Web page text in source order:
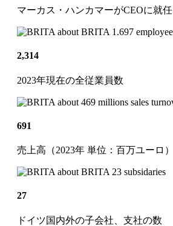
マーカス・ハンカマーがCEOに就任
2,314
2023年現在の全従業員数
691
売上高（2023年 単位：百万ユーロ）
27
ドイツ国内外の子会社、支社の数